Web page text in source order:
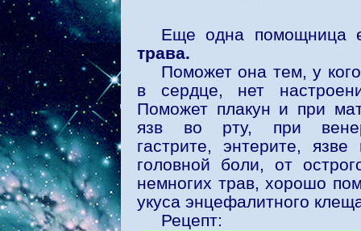
Еще одна помощница
трава.
Поможет она тем, у
в сердце, нет
Поможет плакун и при
язв во рту, при
гастрите, энтерите,
головной боли, от
немногих трав, хорошо
укуса энцефалитного
Рецепт: